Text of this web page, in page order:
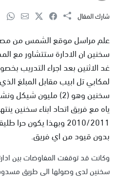
شارك المقال
علم مراسل موقع الشمس من مصدر
سخنين ان الادارة ستتشاور مع
غد الاثنين بعد اجراء التدريب
لمكابي تل ابيب مقابل المبلغ الذي
سخنين وهو (2) مليون
ياه مع فريق اتحاد ابناء سخنين
2010/2011 وبهذا يكون
بدون قيود من اي فريق.
وكانت قد توقفت المفاوضات بين
سخنين لدى وصولها الى طريق مسدود